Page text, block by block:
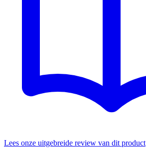
Lees onze uitgebreide review van dit product